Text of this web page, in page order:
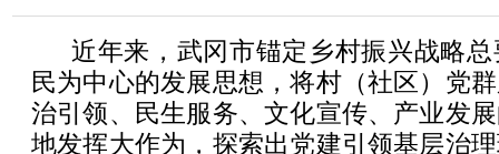
近年来，武冈市锚定乡村振兴战略
民为中心的发展思想，将村（社区）党
治引领、民生服务、文化宣传、产业发
地发挥大作为，探索出党建引领基层治